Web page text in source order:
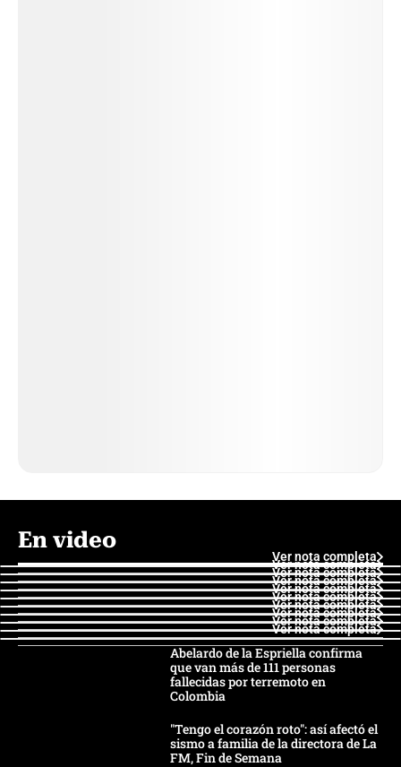
En video
Ver nota completa
Ver nota completa
Ver nota completa
Ver nota completa
Ver nota completa
Ver nota completa
Ver nota completa
Ver nota completa
Ver nota completa
Ver nota completa
Abelardo de la Espriella confirma
que van más de 111 personas
fallecidas por terremoto en
Colombia
"Tengo el corazón roto": así afectó el
sismo a familia de la directora de La
FM, Fin de Semana